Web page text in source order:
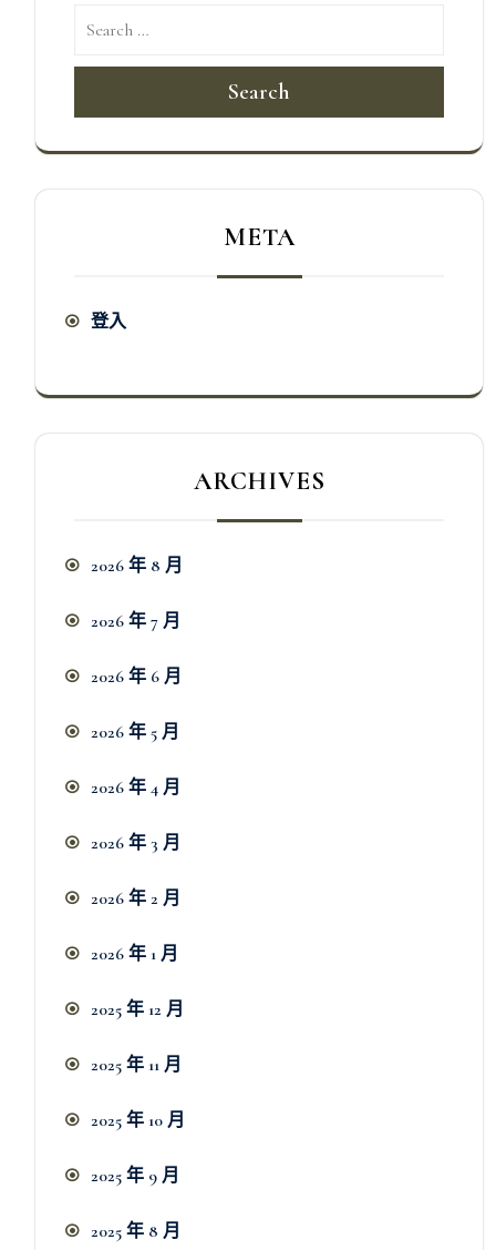
Search
META
登入
ARCHIVES
2026 年 8 月
2026 年 7 月
2026 年 6 月
2026 年 5 月
2026 年 4 月
2026 年 3 月
2026 年 2 月
2026 年 1 月
2025 年 12 月
2025 年 11 月
2025 年 10 月
2025 年 9 月
2025 年 8 月